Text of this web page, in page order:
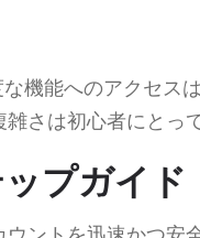
な機能へのアクセス
雑さは初心者にとっ
プガイド